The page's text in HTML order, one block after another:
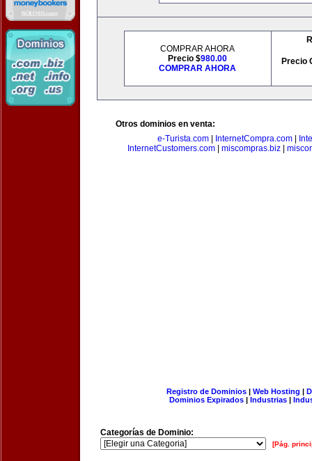
COMPRAR AHORA
Precio $980.00
COMPRAR AHORA
Precio
Otros dominios en venta:
e-Turista.com
InternetCompra.com
InternetCustomers.com| miscompras.biz|
Registro de Dominios| Web Hosting |
Dominios Expirados | Industrias |
Categorías de Dominio:
[Pág.